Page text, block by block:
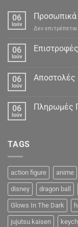
06
Ιούν
Δεν
06
Ιούν
06
Ιούν
Αποστολές
06
Ιούν
Πληρωμές
TAGS
action figure anime
disney dragon ball
Glows In The Dark
jujutsu kaisen